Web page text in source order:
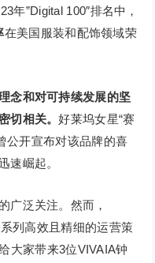
年”Digital 100″排名中，
在美国服装和配饰领域荣
念和对可持续发展的坚
切相关。好莱坞女星“赛
公开宣布对该品牌的喜
速崛起。
广泛关注。然而，
列高效且精细的运营策
大家带来3位VIVAIA钟